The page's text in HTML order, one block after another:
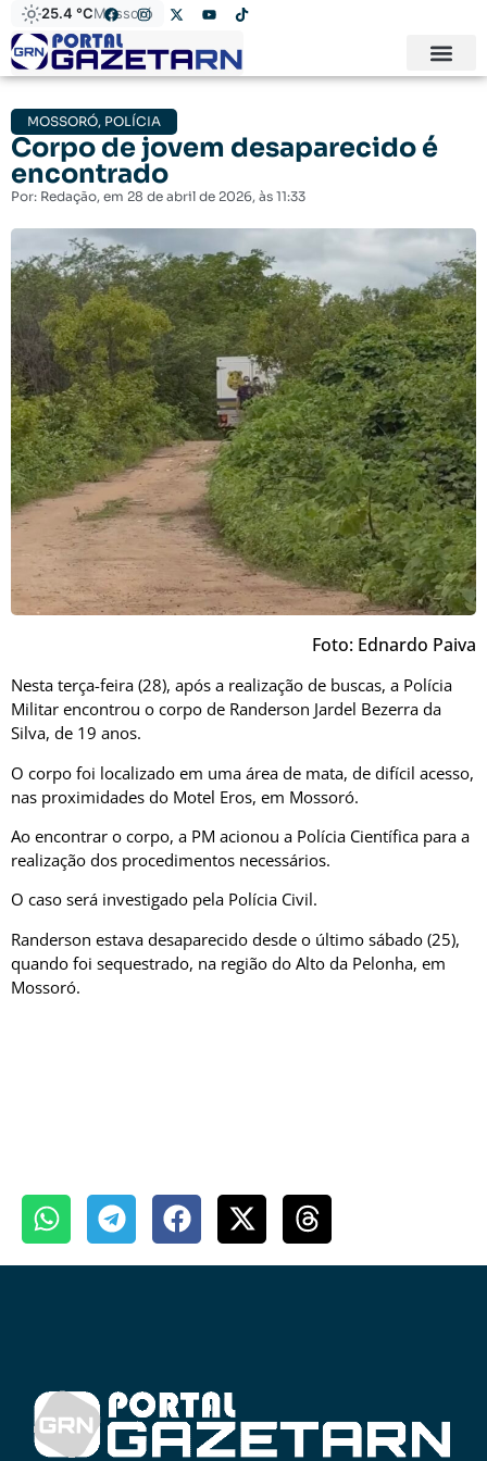
25.4 °CMossoró
MOSSORÓ, POLÍCIA
Corpo de jovem desaparecido é
encontrado
Por: Redação, em 28 de abril de 2026, às 11:33
Foto: Ednardo Paiva
Nesta terça-feira (28), após a realização de buscas, a Polícia
Militar encontrou o corpo de Randerson Jardel Bezerra da
Silva, de 19 anos.
O corpo foi localizado em uma área de mata, de difícil acesso,
nas proximidades do Motel Eros, em Mossoró.
Ao encontrar o corpo, a PM acionou a Polícia Científica para a
realização dos procedimentos necessários.
O caso será investigado pela Polícia Civil.
Randerson estava desaparecido desde o último sábado (25),
quando foi sequestrado, na região do Alto da Pelonha, em
Mossoró.